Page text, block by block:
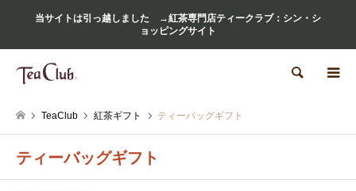
当サイトは引っ越しました →紅茶専門店ティークラブ：シン・シ
ョッピングサイト
検索
TeaClub 紅茶ギフト ティーバッグギフト
ティーバッグギフト